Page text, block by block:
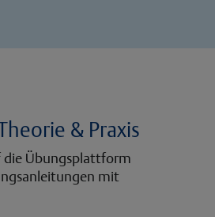
& Praxis
die Übungsplattform
mit